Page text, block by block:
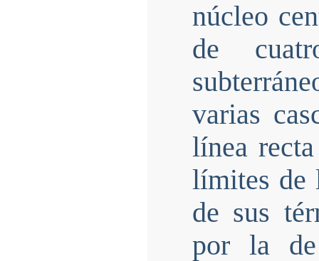
núcleo
de
varias
línea
límites de
de sus
por la